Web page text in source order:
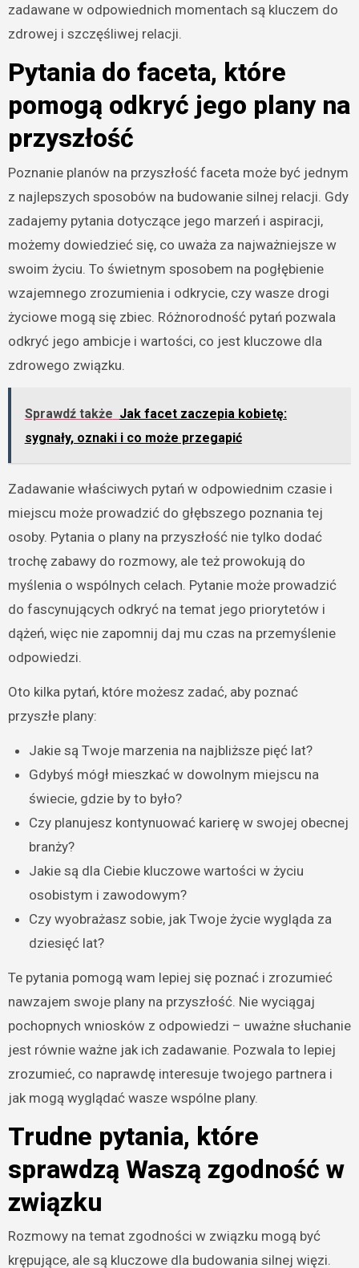
zadawane w odpowiednich momentach są kluczem do
zdrowej i szczęśliwej relacji.
Pytania do faceta, które
pomogą odkryć jego plany na
przyszłość
Poznanie planów na przyszłość faceta może być jednym
z najlepszych sposobów na budowanie silnej relacji. Gdy
zadajemy pytania dotyczące jego marzeń i aspiracji,
możemy dowiedzieć się, co uważa za najważniejsze w
swoim życiu. To świetnym sposobem na pogłębienie
wzajemnego zrozumienia i odkrycie, czy wasze drogi
życiowe mogą się zbiec. Różnorodność pytań pozwala
odkryć jego ambicje i wartości, co jest kluczowe dla
zdrowego związku.
Sprawdź także Jak facet zaczepia kobietę:
sygnały, oznaki i co może przegapić
Zadawanie właściwych pytań w odpowiednim czasie i
miejscu może prowadzić do głębszego poznania tej
osoby. Pytania o plany na przyszłość nie tylko dodać
trochę zabawy do rozmowy, ale też prowokują do
myślenia o wspólnych celach. Pytanie może prowadzić
do fascynujących odkryć na temat jego priorytetów i
dążeń, więc nie zapomnij daj mu czas na przemyślenie
odpowiedzi.
Oto kilka pytań, które możesz zadać, aby poznać
przyszłe plany:
Jakie są Twoje marzenia na najbliższe pięć lat?
Gdybyś mógł mieszkać w dowolnym miejscu na
świecie, gdzie by to było?
Czy planujesz kontynuować karierę w swojej obecnej
branży?
Jakie są dla Ciebie kluczowe wartości w życiu
osobistym i zawodowym?
Czy wyobrażasz sobie, jak Twoje życie wygląda za
dziesięć lat?
Te pytania pomogą wam lepiej się poznać i zrozumieć
nawzajem swoje plany na przyszłość. Nie wyciągaj
pochopnych wniosków z odpowiedzi – uważne słuchanie
jest równie ważne jak ich zadawanie. Pozwala to lepiej
zrozumieć, co naprawdę interesuje twojego partnera i
jak mogą wyglądać wasze wspólne plany.
Trudne pytania, które
sprawdzą Waszą zgodność w
związku
Rozmowy na temat zgodności w związku mogą być
krępujące, ale są kluczowe dla budowania silnej więzi.